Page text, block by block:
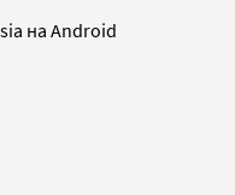
на Android